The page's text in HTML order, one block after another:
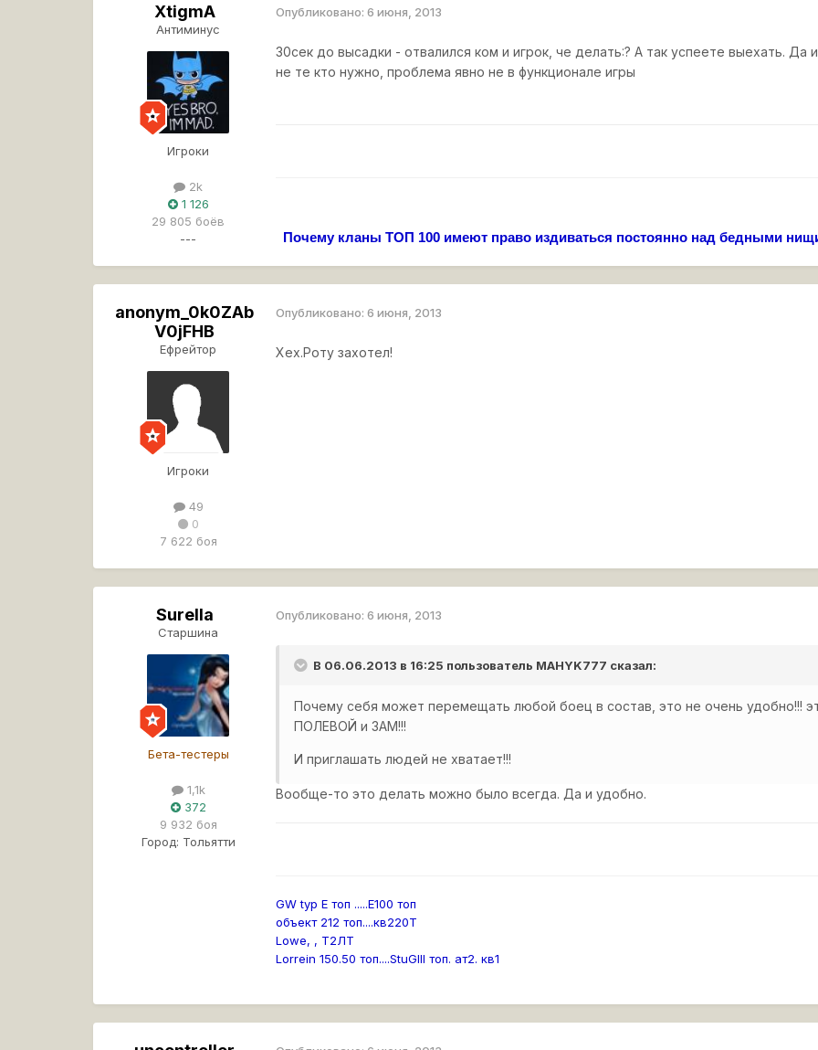
XtigmA
Антиминус
Игроки
2k
1 126
29 805 боёв
---
Опубликовано:6 июня, 2013
30сек до высадки - отвалился ком и игрок, че делать:? А так успеете выехать.
не те кто нужно, проблема явно не в функционале игры
Почему кланы ТОП 100 имеют право издиваться постоянно над бедными
anonym_0k0ZAb
V0jFHB
Ефрейтор
Игроки
49
0
7 622 боя
Опубликовано:6 июня, 2013
Хех.Роту захотел!
Surella
Старшина
Бета-тестеры
1,1k
372
9 932 боя
Город: Тольятти
Опубликовано:6 июня, 2013
В 06.06.2013 в 16:25 пользователь MAHYK777 сказал:
Почему себя может перемещать любой боец в состав, это не очень
ПОЛЕВОЙ и ЗАМ!!!
И приглашать людей не хватает!!!
Вообще-то это делать можно было всегда. Да и удобно.
GW typ E топ .....Е100 топ
объект 212 топ....кв220Т
Lowe, , Т2ЛТ
Lorrein 150.50 топ....StuGIII топ. ат2. кв1